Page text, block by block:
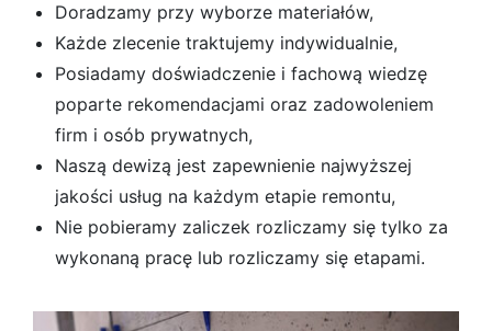
Doradzamy przy wyborze materiałów,
Każde zlecenie traktujemy indywidualnie,
Posiadamy doświadczenie i fachową wiedzę
poparte rekomendacjami oraz zadowoleniem
firm i osób prywatnych,
Naszą dewizą jest zapewnienie najwyższej
jakości usług na każdym etapie remontu,
Nie pobieramy zaliczek rozliczamy się tylko za
wykonaną pracę lub rozliczamy się etapami.